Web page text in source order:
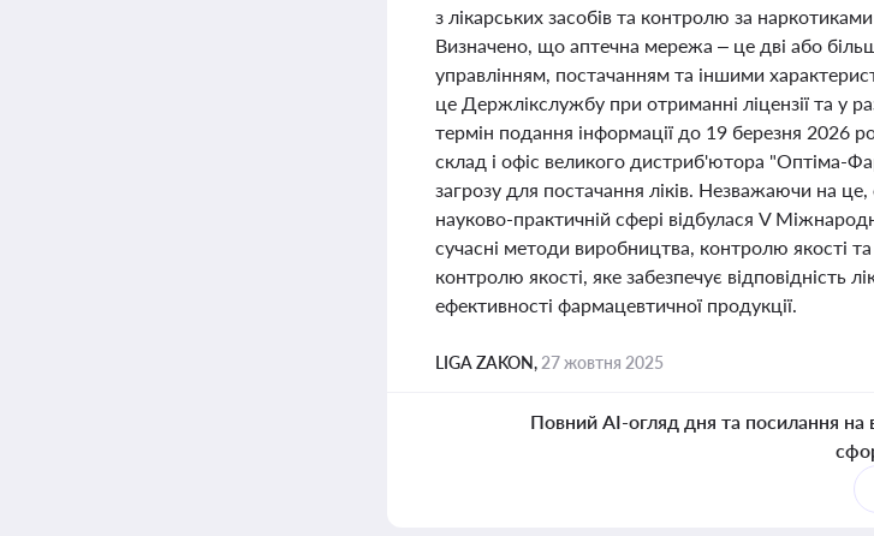
з лікарських засобів та контролю за
Визначено, що аптечна мережа – це дві або
управлінням, постачанням та іншими
це Держлікслужбу при отриманні ліцензії та у
термін подання інформації до 19 березня 2026
склад і офіс великого дистриб'ютора "Оптіма-
загрозу для постачання ліків. Незважаючи на
науково-практичній сфері відбулася V
сучасні методи виробництва, контролю якості
контролю якості, яке забезпечує
ефективності фармацевтичної продукції.
LIGA ZAKON, 27 жовтня 2025
Повний AI-огляд дня та посилання на